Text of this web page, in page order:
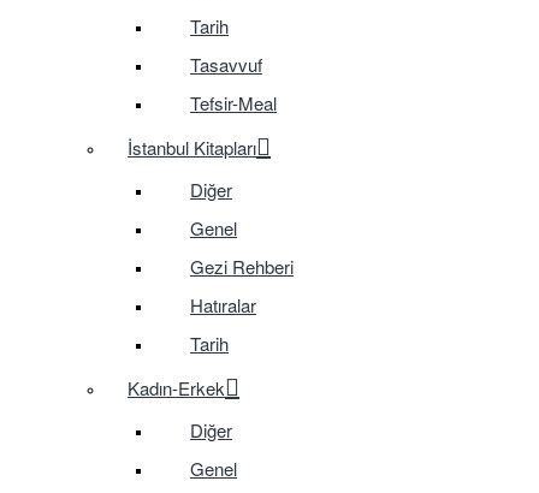
Tarih
Tasavvuf
Tefsir-Meal
İstanbul Kitapları
Diğer
Genel
Gezi Rehberi
Hatıralar
Tarih
Kadın-Erkek
Diğer
Genel